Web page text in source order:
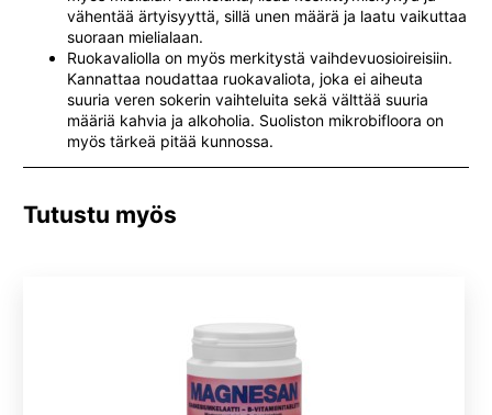
vähentää ärtyisyyttä, sillä unen määrä ja laatu vaikuttaa
suoraan mielialaan.
Ruokavaliolla on myös merkitystä vaihdevuosioireisiin.
Kannattaa noudattaa ruokavaliota, joka ei aiheuta
suuria veren sokerin vaihteluita sekä välttää suuria
määriä kahvia ja alkoholia. Suoliston mikrobifloora on
myös tärkeä pitää kunnossa.
Tutustu myös